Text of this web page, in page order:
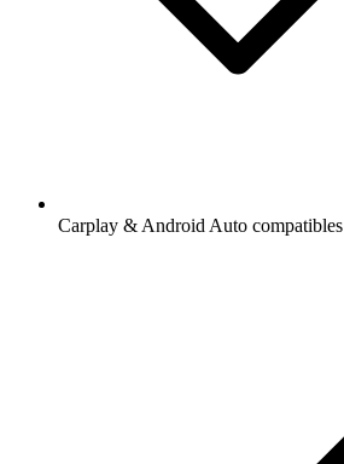
Carplay & Android Auto compatibles